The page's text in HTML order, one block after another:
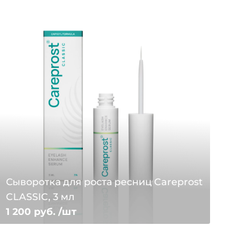
Сыворотка для роста ресниц Careprost
CLASSIC, 3 мл
1 200 руб. /шт